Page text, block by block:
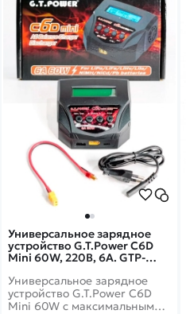
Универсальное зарядное
устройство G.T.Power C6D
Mini 60W, 220В, 6A. GTP-
Универсальное зарядное
устройство G.T.Power C6D
Mini 60W с максимальным
Танки
Вертолеты
Катера
Роботы
Самолеты
Сборные модели
Детские электромобили
Спецтехника
Железные дороги
Конструкторы
Запчасти для моделей
Оптовые продажи
Блог
Статьи про беспилотники
Обзор квадрокоптеров
Аренда Квадрокоптеров
Покупка в кредит
Покупателю
Контакты
Оплата и доставка
Помощь
Отследить заказ
Оплата на сайте